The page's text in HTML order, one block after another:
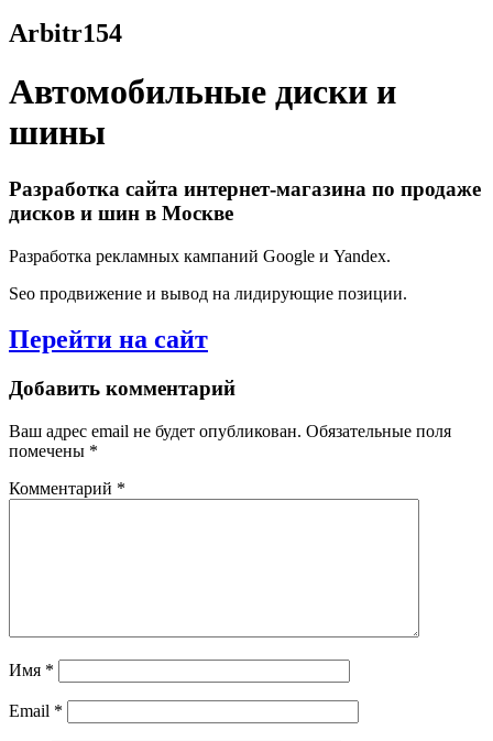
Arbitr154
Автомобильные диски и
шины
Разработка сайта интернет-магазина по продаже
дисков и шин в Москве
Разработка рекламных кампаний Google и Yandex.
Seo продвижение и вывод на лидирующие позиции.
Перейти на сайт
Добавить комментарий
Ваш адрес email не будет опубликован. Обязательные поля
помечены *
Комментарий *
Имя *
Email *